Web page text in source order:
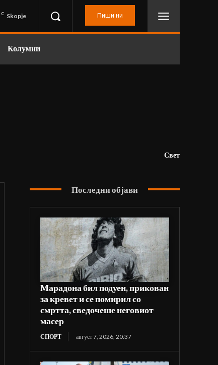
C Skopje Пиши ни
Колумни
Свет
Последни објави
Марадона бил подуен, прикован
за кревет и се помирил со
смртта, сведочеше неговиот
масер
СПОРТ август 7, 2026, 20:37